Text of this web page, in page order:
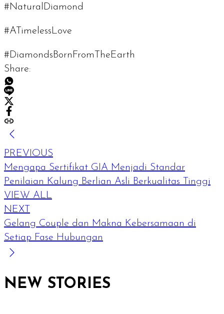
#NaturalDiamond
#ATimelessLove
#DiamondsBornFromTheEarth
Share:
PREVIOUS
Mengapa Sertifikat GIA Menjadi Standar
Penilaian Kalung Berlian Asli Berkualitas Tinggi
VIEW ALL
NEXT
Gelang Couple dan Makna Kebersamaan di
Setiap Fase Hubungan
NEW STORIES